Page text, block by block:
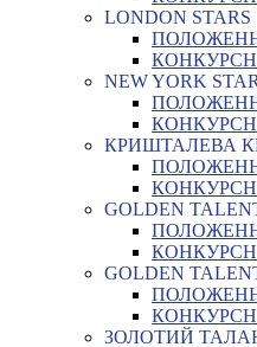
LONDON STARS
NEW YORK
КРИШТАЛЕВА
GOLDEN
GOLDEN
ЗОЛОТИЙ